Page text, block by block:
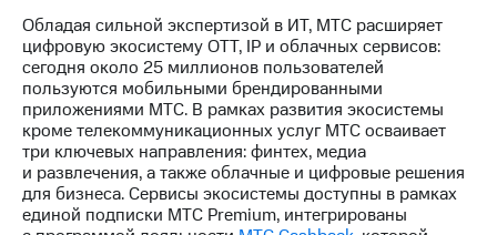
Описание
Еврооблигации-2023
Уведомление
о
погашении
именных
облигаций
Другое
Регистратор
Обладая сильной экспертизой в ИТ, МТС расширяет
цифровую экосистему OTT, IP и облачных сервисов:
сегодня около 25 миллионов пользователей
пользуются мобильными брендированными
приложениями МТС. В рамках развития экосистемы
кроме телекоммуникационных услуг МТС осваивает
три ключевых направления: финтех, медиа
и развлечения, а также облачные и цифровые решения
для бизнеса. Сервисы экосистемы доступны в рамках
единой подписки МТС Premium, интегрированы